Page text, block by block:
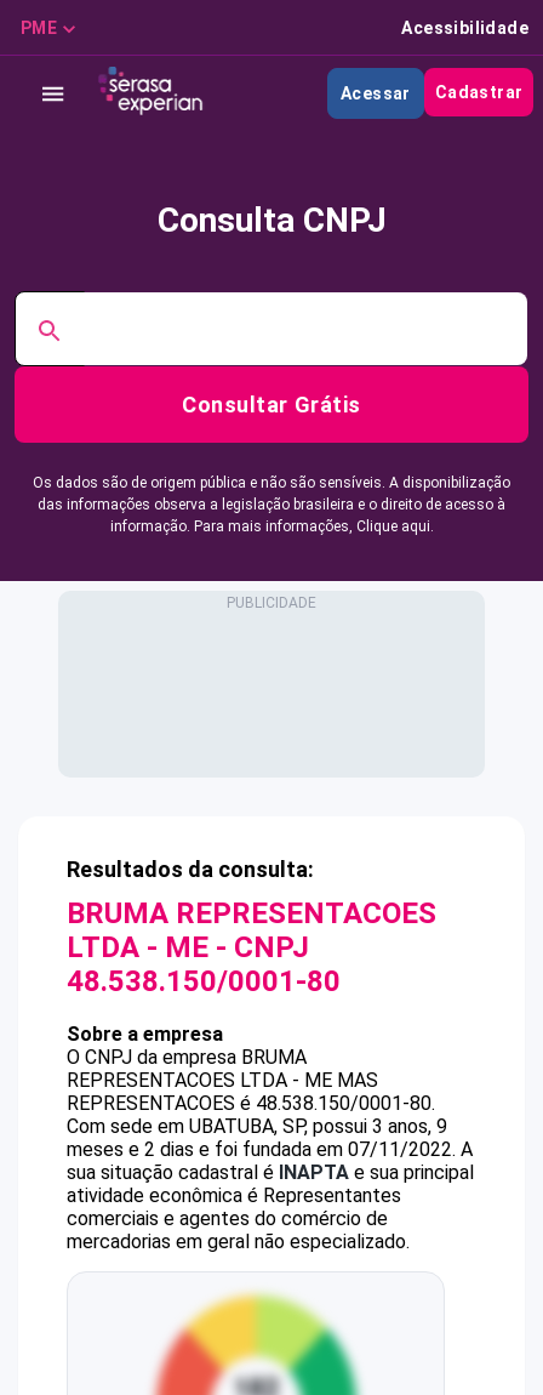
PME Acessibilidade
Acessar Cadastrar
Consulta CNPJ
Consultar Grátis
Os dados são de origem pública e não são sensíveis. A disponibilização
das informações observa a legislação brasileira e o direito de acesso à
informação. Para mais informações, Clique aqui.
Resultados da consulta:
BRUMA REPRESENTACOES
LTDA - ME - CNPJ
48.538.150/0001-80
Sobre a empresa
O CNPJ da empresa BRUMA
REPRESENTACOES LTDA - ME MAS
REPRESENTACOES é 48.538.150/0001-80.
Com sede em UBATUBA, SP, possui 3 anos, 9
meses e 2 dias e foi fundada em 07/11/2022. A
sua situação cadastral é INAPTA e sua principal
atividade econômica é Representantes
comerciais e agentes do comércio de
mercadorias em geral não especializado.